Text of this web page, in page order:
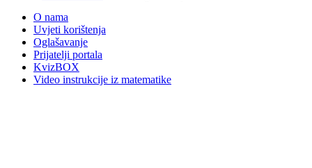
O nama
Uvjeti korištenja
Oglašavanje
Prijatelji portala
KvizBOX
Video instrukcije iz matematike